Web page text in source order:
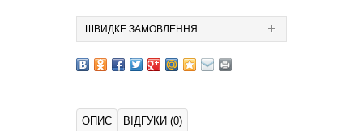
ШВИДКЕ ЗАМОВЛЕННЯ
ОПИС ВІДГУКИ (0)